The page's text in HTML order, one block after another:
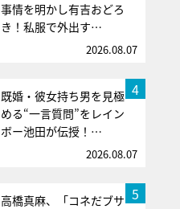
事情を明かし有吉おどろ
き！私服で外出す…
2026.08.07
4
既婚・彼女持ち男を見極
める“一言質問”をレイン
ボー池田が伝授！…
2026.08.07
5
高橋真麻、「コネだブサ